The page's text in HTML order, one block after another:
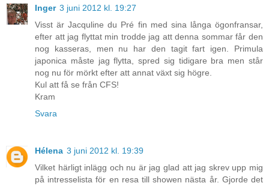
Inger 3 juni 2012 kl. 19:27
Visst är Jacquline du Pré fin med sina långa ögonfransar,
efter att jag flyttat min trodde jag att denna sommar får den
nog kasseras, men nu har den tagit fart igen. Primula
japonica måste jag flytta, spred sig tidigare bra men står
nog nu för mörkt efter att annat växt sig högre.
Kul att få se från CFS!
Kram
Svara
Hélena 3 juni 2012 kl. 19:39
Vilket härligt inlägg och nu är jag glad att jag skrev upp mig
på intresselista för en resa till showen nästa år. Gjorde det